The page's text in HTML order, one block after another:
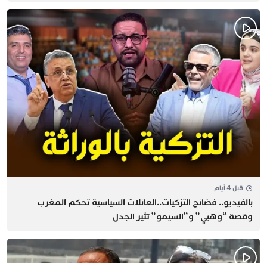
قبل 4 أيام
بالفيديو.. فضائح التزكيات..العائلات السياسية تحكم المغرب
وقصة “وهبي” و”السيمو” تثير الجدل